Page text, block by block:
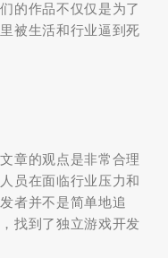
的作品不仅仅是为了
被生活和行业逼到死
章的观点是非常合理
员在面临行业压力和
者并不是简单地追
找到了独立游戏开发